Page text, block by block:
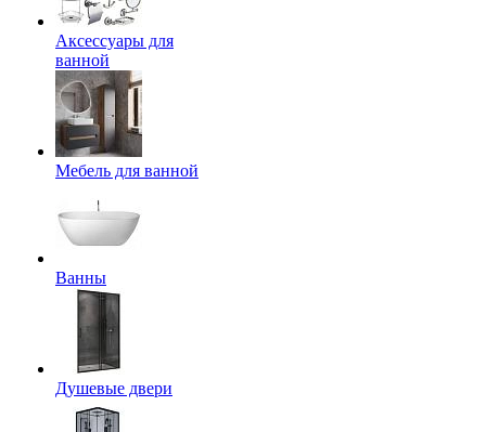
Аксессуары для
ванной
Мебель для ванной
Ванны
Душевые двери